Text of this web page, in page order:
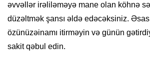
əvvəllər irəliləməyə mane olan köhnə
düzəltmək şansı əldə edəcəksiniz.
özünüzəinamı itirməyin və günün
sakit qəbul edin.